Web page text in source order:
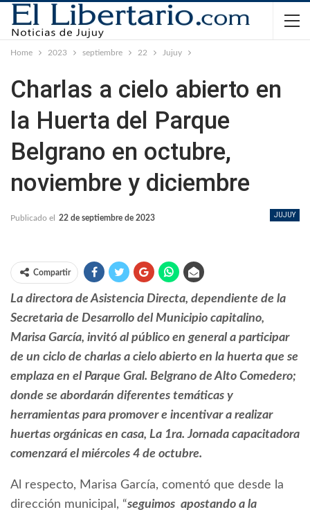
Home 2023 septiembre 22 Jujuy
Charlas a cielo abierto en
la Huerta del Parque
Belgrano en octubre,
noviembre y diciembre
JUJUY
Publicado el 22 de septiembre de 2023
Compartir
La directora de Asistencia Directa, dependiente de la
Secretaria de Desarrollo del Municipio capitalino,
Marisa García, invitó al público en general a participar
de un ciclo de charlas a cielo abierto en la huerta que se
emplaza en el Parque Gral. Belgrano de Alto Comedero;
donde se abordarán diferentes temáticas y
herramientas para promover e incentivar a realizar
huertas orgánicas en casa, La 1ra. Jornada capacitadora
comenzará el miércoles 4 de octubre.
Al respecto, Marisa García, comentó que desde la
dirección municipal, “seguimos apostando a la